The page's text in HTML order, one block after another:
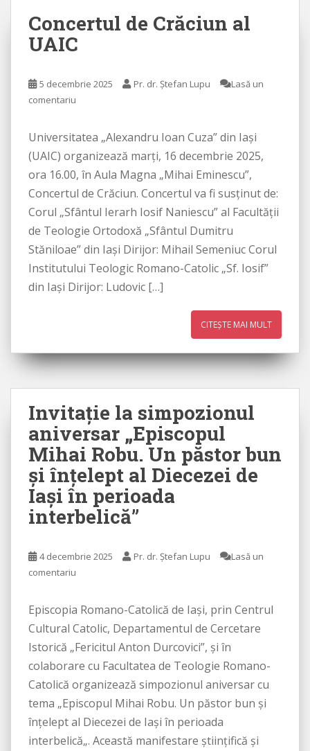
Concertul de Crăciun al
UAIC
5 decembrie 2025 Pr. dr. Ștefan Lupu
Lasă un
comentariu
Universitatea „Alexandru Ioan Cuza” din Iași
(UAIC) organizează marți, 16 decembrie 2025,
ora 16.00, în Aula Magna „Mihai Eminescu”,
Concertul de Crăciun. Concertul va fi susținut de:
Corul „Sfântul Ierarh Iosif Naniescu” al Facultății
de Teologie Ortodoxă „Sfântul Dumitru
Stăniloae” din Iaşi Dirijor: Mihail Semeniuc Corul
Institutului Teologic Romano-Catolic „Sf. Iosif”
din Iaşi Dirijor: Ludovic […]
CITEȘTE MAI MULT
Invitaţie la simpozionul
aniversar „Episcopul
Mihai Robu. Un păstor bun
şi înţelept al Diecezei de
Iaşi în perioada
interbelică”
4 decembrie 2025 Pr. dr. Ștefan Lupu
Lasă un
comentariu
Episcopia Romano-Catolică de Iaşi, prin Centrul
Cultural Catolic, Departamentul de Cercetare
Istorică „Fericitul Anton Durcovici”, şi în
colaborare cu Facultatea de Teologie Romano-
Catolică organizează simpozionul aniversar cu
tema „Episcopul Mihai Robu. Un păstor bun şi
înţelept al Diecezei de Iaşi în perioada
interbelică„. Această manifestare ştiinţifică şi